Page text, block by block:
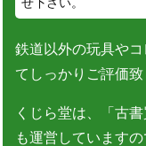
鉄道以外の玩具や
てしっかりご評価致
くじら堂は、「古
も運営しています